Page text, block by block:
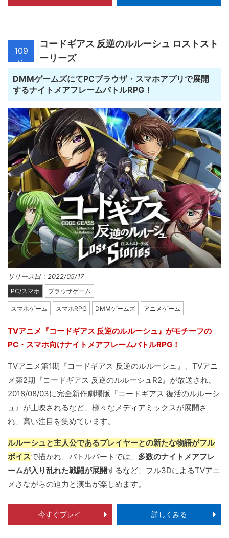
109
位
コードギアス 反逆のルルーシュ ロストスト
ーリーズ
DMMゲームズにてPCブラウザ・スマホアプリで展開
するナイトメアフレームバトルRPG！
リリース日：2022/05/17
PC/スマホ ブラウザゲーム
スマホゲーム スマホRPG DMMゲームズ アニメゲーム
TVアニメ『コードギアス 反逆のルルーシュ』がモチーフの
PC・スマホ向けナイトメアフレームバトルRPG！
TVアニメ第1期『コードギアス 反逆のルルーシュ』、TVアニ
メ第2期『コードギアス 反逆のルルーシュR2』が放送され、
2018/08/03に完全新作劇場版『コードギアス 復活のルルーシ
ュ』が上映されるなど、 様々なメディアミックスが展開さ
れ、高い注目を集めています。
ルルーシュと主人公であるプレイヤーとの新たな物語がフル
ボイスで描かれ、バトルパートでは、 多数のナイトメアフレ
ームが入り乱れた戦闘が展開するなど、フル3DによるTVアニ
メさながらの迫力と演出が楽しめます。
今すぐプレイ 詳しくみる